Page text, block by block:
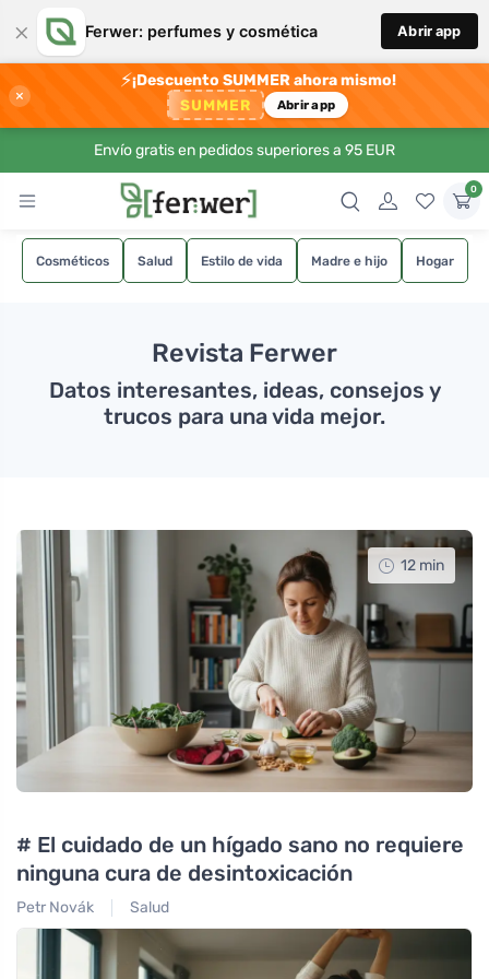
× Ferwer: perfumes y cosmética Abrir app
×
⚡¡Descuento SUMMER ahora mismo!
SUMMER Abrir app
Envío gratis en pedidos superiores a 95 EUR
0
Cosméticos Salud Estilo de vida Madre e hijo Hogar
Revista Ferwer
Datos interesantes, ideas, consejos y
trucos para una vida mejor.
12 min
# El cuidado de un hígado sano no requiere
ninguna cura de desintoxicación
Petr Novák Salud